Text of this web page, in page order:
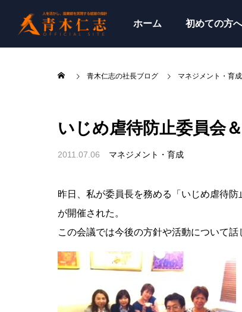
ホーム 初めての方へ
青木仁志の社長ブログ マネジメント・育成
いじめ虐待防止委員会
2011.07.06 マネジメント・育成
昨日、私が委員長を務める「いじめ虐待
が開催された。
この会議では今後の方針や活動について話